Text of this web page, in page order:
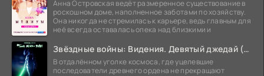
Анна Островская ведёт размеренное существование в
роскошном доме, наполненное заботами по хозяйству.
Она никогда не стремилась к карьере, ведь главным для
неё всегда оставалась опека над близкими и
Звёздные войны: Видения. Девятый джедай (2026)
В отдалённом уголке космоса, где уцелевшие
последователи древнего ордена не прекращают